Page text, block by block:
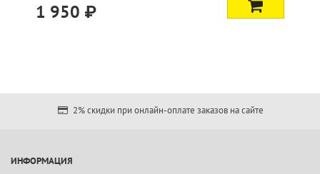
1 950 ₽
2% скидки при онлайн-оплате заказов на сайте
ИНФОРМАЦИЯ